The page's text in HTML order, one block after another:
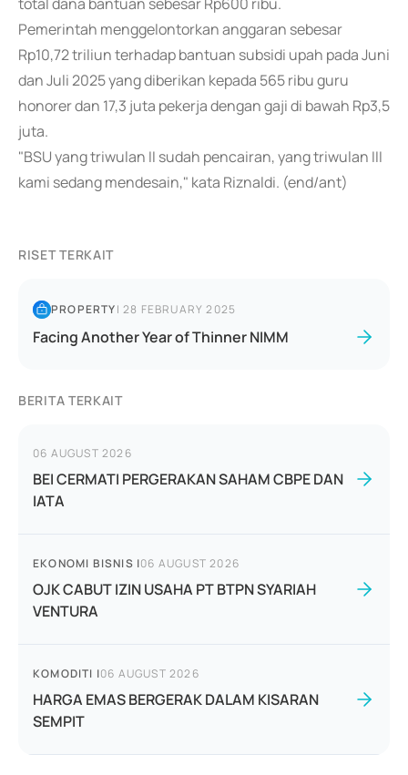
Pemerintah menggelontorkan anggaran sebesar
Rp10,72 triliun terhadap bantuan subsidi upah pada Juni
dan Juli 2025 yang diberikan kepada 565 ribu guru
honorer dan 17,3 juta pekerja dengan gaji di bawah Rp3,5
juta.
"BSU yang triwulan II sudah pencairan, yang triwulan III
kami sedang mendesain," kata Riznaldi. (end/ant)
RISET TERKAIT
PROPERTY|28 FEBRUARY 2025
Facing Another Year of Thinner NIMM
BERITA TERKAIT
06 AUGUST 2026
BEI CERMATI PERGERAKAN SAHAM CBPE DAN
IATA
EKONOMI BISNIS |06 AUGUST 2026
OJK CABUT IZIN USAHA PT BTPN SYARIAH
VENTURA
KOMODITI |06 AUGUST 2026
HARGA EMAS BERGERAK DALAM KISARAN
SEMPIT